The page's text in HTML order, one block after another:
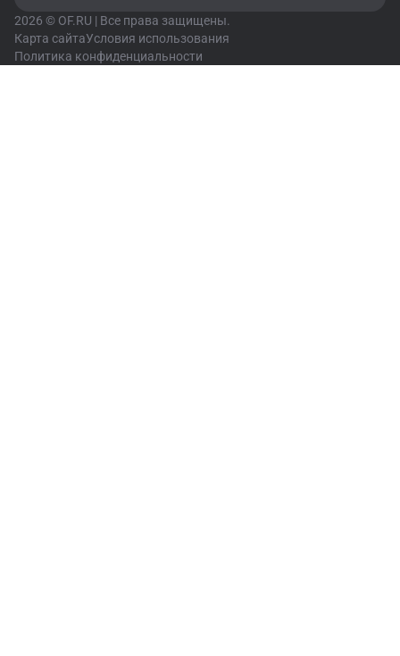
2026 © OF.RU | Все права защищены.
Карта сайтаУсловия использования
Политика конфиденциальности